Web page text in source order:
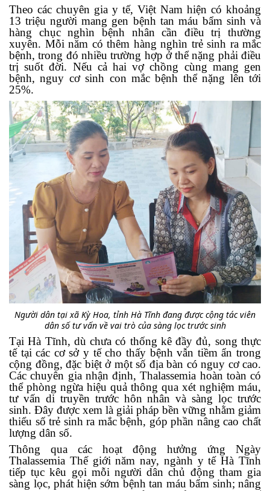
Theo các chuyên gia y tế, Việt Nam hiện có khoảng
13 triệu người mang gen bệnh tan máu bẩm sinh và
hàng chục nghìn bệnh nhân cần điều trị thường
xuyên. Mỗi năm có thêm hàng nghìn trẻ sinh ra mắc
bệnh, trong đó nhiều trường hợp ở thể nặng phải điều
trị suốt đời. Nếu cả hai vợ chồng cùng mang gen
bệnh, nguy cơ sinh con mắc bệnh thể nặng lên tới
25%.
Người dân tại xã Kỳ Hoa, tỉnh Hà Tĩnh đang được cộng tác viên
dân số tư vấn về vai trò của sàng lọc trước sinh
Tại Hà Tĩnh, dù chưa có thống kê đầy đủ, song thực
tế tại các cơ sở y tế cho thấy bệnh vẫn tiềm ẩn trong
cộng đồng, đặc biệt ở một số địa bàn có nguy cơ cao.
Các chuyên gia nhận định, Thalassemia hoàn toàn có
thể phòng ngừa hiệu quả thông qua xét nghiệm máu,
tư vấn di truyền trước hôn nhân và sàng lọc trước
sinh. Đây được xem là giải pháp bền vững nhằm giảm
thiểu số trẻ sinh ra mắc bệnh, góp phần nâng cao chất
lượng dân số.
Thông qua các hoạt động hưởng ứng Ngày
Thalassemia Thế giới năm nay, ngành y tế Hà Tĩnh
tiếp tục kêu gọi mỗi người dân chủ động tham gia
sàng lọc, phát hiện sớm bệnh tan máu bẩm sinh; nâng